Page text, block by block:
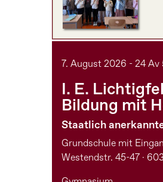
7. August 2026 - 24 Av
I. E.
Bildung mit
Staatlich
Grundschule mit
Westendstr. 45-47 ·